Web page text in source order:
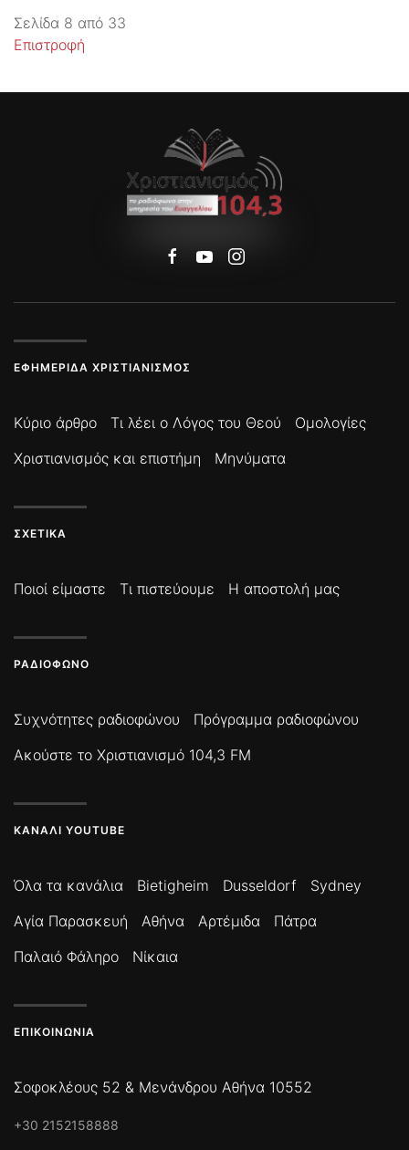
Σελίδα 8 από 33
Επιστροφή
ΕΦΗΜΕΡΊΔΑ ΧΡΙΣΤΙΑΝΙΣΜΌΣ
Κύριο άρθρο Τι λέει ο Λόγος του Θεού
Ομολογίες
Χριστιανισμός και επιστήμη
Μηνύματα
ΣΧΕΤΙΚΆ
Ποιοί είμαστε Τι πιστεύουμε Η αποστολή μας
ΡΑΔΙΌΦΩΝΟ
Συχνότητες ραδιοφώνου
Πρόγραμμα ραδιοφώνου
Ακούστε το Χριστιανισμό 104,3 FM
ΚΑΝΆΛΙ YOUTUBE
Όλα τα κανάλια Bietigheim Dusseldorf
Sydney
Αγία Παρασκευή
Αθήνα Αρτέμιδα
Πάτρα
Παλαιό Φάληρο
Νίκαια
ΕΠΙΚΟΙΝΩΝΊΑ
Σοφοκλέους 52 & Μενάνδρου Αθήνα 10552
+30 2152158888